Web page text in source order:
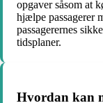
opgaver såsom at
hjælpe passagerer
passagerernes
tidsplaner.
Hvordan kan